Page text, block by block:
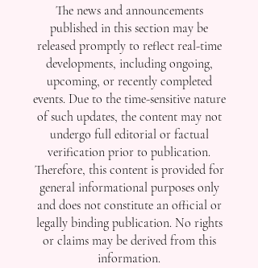
The news and announcements
published in this section may be
released promptly to reflect real-time
developments, including ongoing,
upcoming, or recently completed
events. Due to the time-sensitive nature
of such updates, the content may not
undergo full editorial or factual
verification prior to publication.
Therefore, this content is provided for
general informational purposes only
and does not constitute an official or
legally binding publication. No rights
or claims may be derived from this
information.